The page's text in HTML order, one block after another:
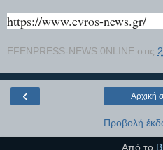
https://www.evros-news.gr/
EFENPRESS-NEWS 0NLINE στις
‹ Αρχική
Προβολή
Από το